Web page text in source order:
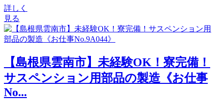
詳しく
見る
【島根県雲南市】未経験OK！寮完備！
サスペンション用部品の製造《お仕事
No...